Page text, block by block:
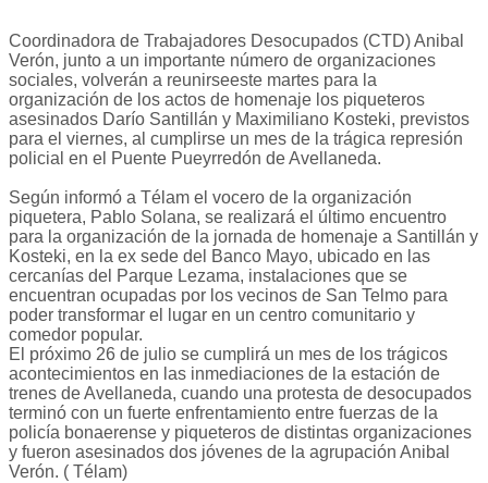
Coordinadora de Trabajadores Desocupados (CTD) Anibal
Verón, junto a un importante número de organizaciones
sociales, volverán a reunirseeste martes para la
organización de los actos de homenaje los piqueteros
asesinados Darío Santillán y Maximiliano Kosteki, previstos
para el viernes, al cumplirse un mes de la trágica represión
policial en el Puente Pueyrredón de Avellaneda.
Según informó a Télam el vocero de la organización
piquetera, Pablo Solana, se realizará el último encuentro
para la organización de la jornada de homenaje a Santillán y
Kosteki, en la ex sede del Banco Mayo, ubicado en las
cercanías del Parque Lezama, instalaciones que se
encuentran ocupadas por los vecinos de San Telmo para
poder transformar el lugar en un centro comunitario y
comedor popular.
El próximo 26 de julio se cumplirá un mes de los trágicos
acontecimientos en las inmediaciones de la estación de
trenes de Avellaneda, cuando una protesta de desocupados
terminó con un fuerte enfrentamiento entre fuerzas de la
policía bonaerense y piqueteros de distintas organizaciones
y fueron asesinados dos jóvenes de la agrupación Anibal
Verón. ( Télam)